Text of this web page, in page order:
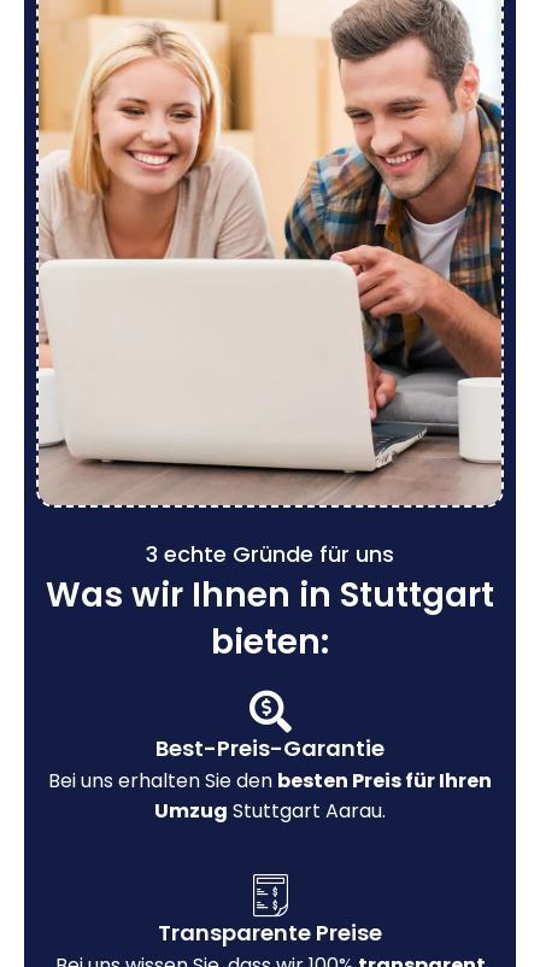
3 echte Gründe für uns
Was wir Ihnen in Stuttgart
bieten:
Best-Preis-Garantie
Bei uns erhalten Sie den besten Preis für Ihren
Umzug Stuttgart Aarau.
Transparente Preise